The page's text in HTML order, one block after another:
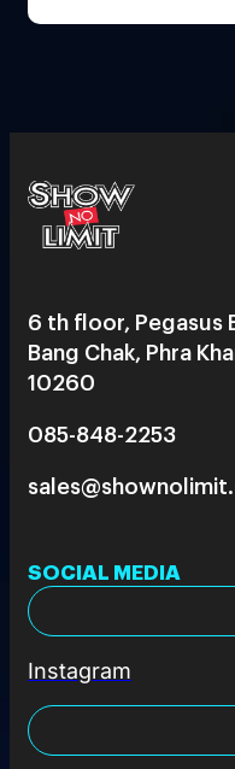
6 th floor, Pegasus
Bang Chak, Phra
10260
085-848-2253
SOCIAL MEDIA
Instagram